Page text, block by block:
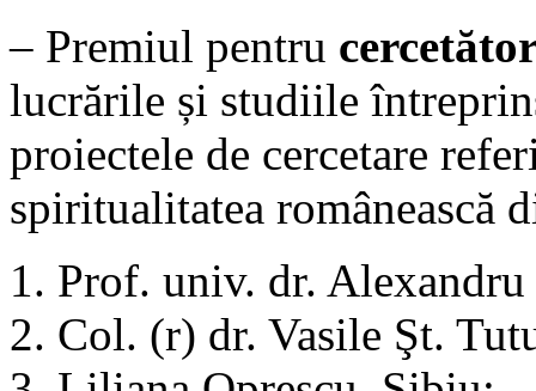
– Premiul pentru cercet
lucrările și studiile
proiectele de cercetare
spiritualitatea românească
Prof. univ. dr.
Col. (r) dr. Vasile Şt.